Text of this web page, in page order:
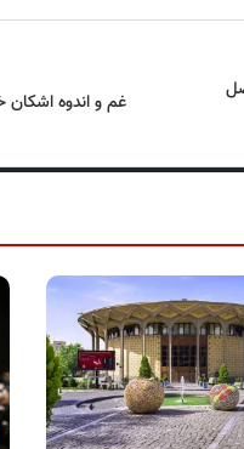
غم و اندوه